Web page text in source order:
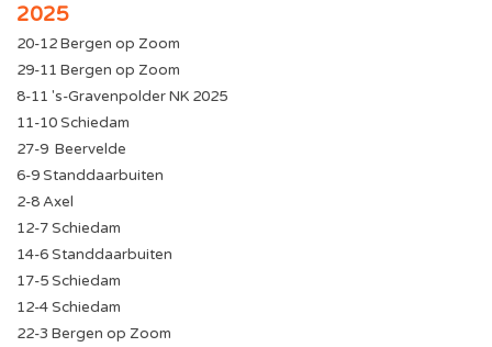
2025
20-12 Bergen op Zoom
29-11 Bergen op Zoom
8-11 's-Gravenpolder NK 2025
11-10 Schiedam
27-9 Beervelde
6-9 Standdaarbuiten
2-8 Axel
12-7 Schiedam
14-6 Standdaarbuiten
17-5 Schiedam
12-4 Schiedam
22-3 Bergen op Zoom